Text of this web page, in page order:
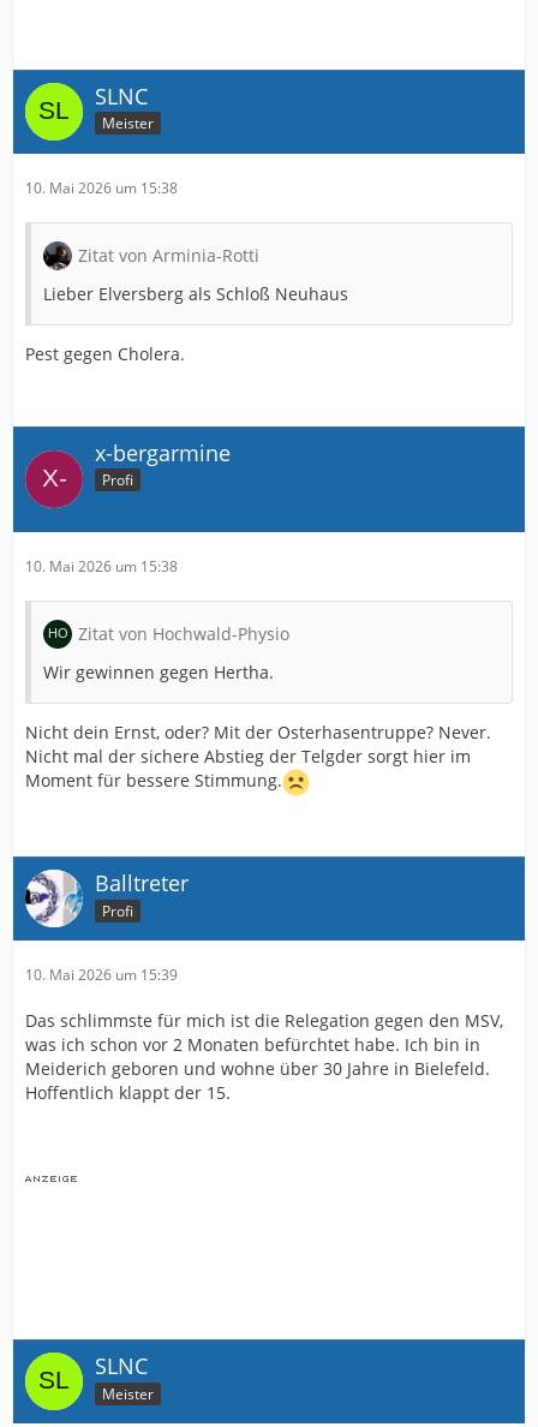
SLNC
Meister
10. Mai 2026 um 15:38
Zitat von Arminia-Rotti
Lieber Elversberg als Schloß Neuhaus
Pest gegen Cholera.
x-bergarmine
Profi
10. Mai 2026 um 15:38
Zitat von Hochwald-Physio
Wir gewinnen gegen Hertha.
Nicht dein Ernst, oder? Mit der Osterhasentruppe? Never.
Nicht mal der sichere Abstieg der Telgder sorgt hier im
Moment für bessere Stimmung.
Balltreter
Profi
10. Mai 2026 um 15:39
Das schlimmste für mich ist die Relegation gegen den MSV,
was ich schon vor 2 Monaten befürchtet habe. Ich bin in
Meiderich geboren und wohne über 30 Jahre in Bielefeld.
Hoffentlich klappt der 15.
SLNC
Meister